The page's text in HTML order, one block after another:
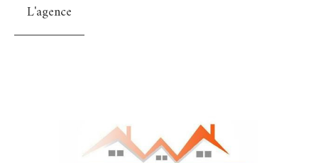
L'agence